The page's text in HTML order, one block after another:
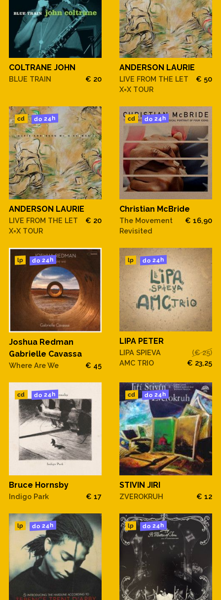
COLTRANE JOHN
BLUE TRAIN € 20
ANDERSON LAURIE
LIVE FROM THE LET
X=X TOUR
€ 50
cd do 24h
ANDERSON LAURIE
LIVE FROM THE LET
X=X TOUR
€ 20
cd do 24h
Christian McBride
The Movement
Revisited
€ 16,90
lp do 24h
Joshua Redman
Gabrielle Cavassa
Where Are We € 45
lp do 24h
LIPA PETER
LIPA SPIEVA
AMC TRIO
(€ 25)
€ 23,25
cd do 24h
Bruce Hornsby
Indigo Park € 17
cd do 24h
STIVIN JIRI
ZVEROKRUH € 12
lp do 24h lp do 24h